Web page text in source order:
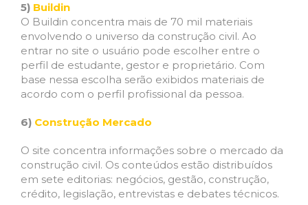
5) Buildin
O Buildin concentra mais de 70 mil materiais
envolvendo o universo da construção civil. Ao
entrar no site o usuário pode escolher entre o
perfil de estudante, gestor e proprietário. Com
base nessa escolha serão exibidos materiais de
acordo com o perfil profissional da pessoa.
6) Construção Mercado
O site concentra informações sobre o mercado da
construção civil. Os conteúdos estão distribuídos
em sete editorias: negócios, gestão, construção,
crédito, legislação, entrevistas e debates técnicos.